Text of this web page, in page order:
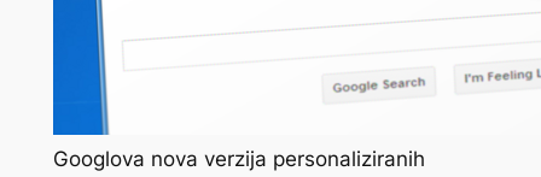
Googlova nova verzija personaliziranih